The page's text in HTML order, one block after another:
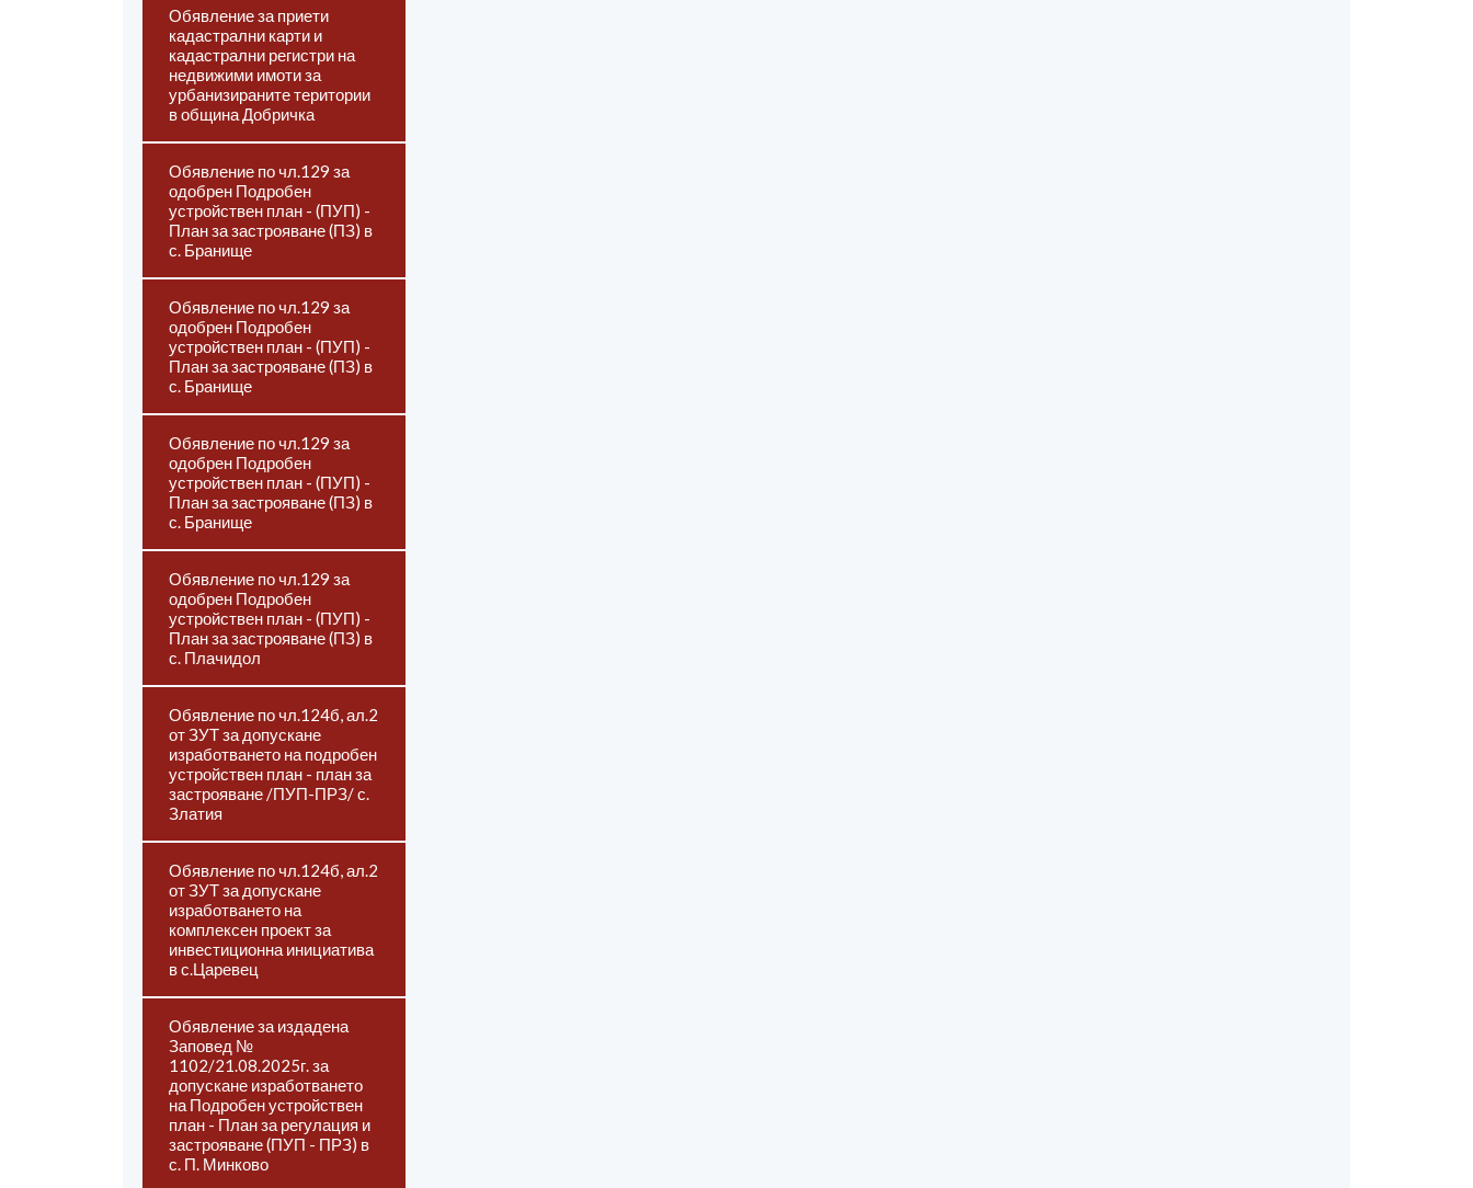
Обявление за приети
кадастрални карти и
кадастрални регистри на
недвижими имоти за
урбанизираните територии
в община Добричка
Обявление по чл.129 за
одобрен Подробен
устройствен план - (ПУП) -
План за застрояване (ПЗ) в
с. Бранище
Обявление по чл.129 за
одобрен Подробен
устройствен план - (ПУП) -
План за застрояване (ПЗ) в
с. Бранище
Обявление по чл.129 за
одобрен Подробен
устройствен план - (ПУП) -
План за застрояване (ПЗ) в
с. Бранище
Обявление по чл.129 за
одобрен Подробен
устройствен план - (ПУП) -
План за застрояване (ПЗ) в
с. Плачидол
Обявление по чл.124б, ал.2
от ЗУТ за допускане
изработването на подробен
устройствен план - план за
застрояване /ПУП-ПРЗ/ с.
Златия
Обявление по чл.124б, ал.2
от ЗУТ за допускане
изработването на
комплексен проект за
инвестиционна инициатива
в с.Царевец
Обявление за издадена
Заповед №
1102/21.08.2025г. за
допускане изработването
на Подробен устройствен
план - План за регулация и
застрояване (ПУП - ПРЗ) в
с. П. Минково